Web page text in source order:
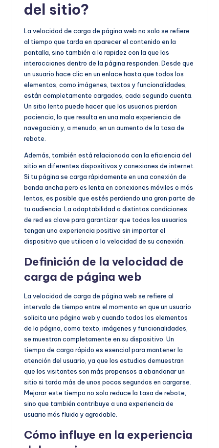
del sitio?
La velocidad de carga de página web no solo se refiere
al tiempo que tarda en aparecer el contenido en la
pantalla, sino también a la rapidez con la que las
interacciones dentro de la página responden. Desde que
un usuario hace clic en un enlace hasta que todos los
elementos, como imágenes, textos y funcionalidades,
están completamente cargados, cada segundo cuenta.
Un sitio lento puede hacer que los usuarios pierdan
paciencia, lo que resulta en una mala experiencia de
navegación y, a menudo, en un aumento de la tasa de
rebote.
Además, también está relacionada con la eficiencia del
sitio en diferentes dispositivos y conexiones de internet.
Si tu página se carga rápidamente en una conexión de
banda ancha pero es lenta en conexiones móviles o más
lentas, es posible que estés perdiendo una gran parte de
tu audiencia. La adaptabilidad a distintas condiciones
de red es clave para garantizar que todos los usuarios
tengan una experiencia positiva sin importar el
dispositivo que utilicen o la velocidad de su conexión.
Definición de la velocidad de
carga de página web
La velocidad de carga de página web se refiere al
intervalo de tiempo entre el momento en que un usuario
solicita una página web y cuando todos los elementos
de la página, como texto, imágenes y funcionalidades,
se muestran completamente en su dispositivo. Un
tiempo de carga rápido es esencial para mantener la
atención del usuario, ya que los estudios demuestran
que los visitantes son más propensos a abandonar un
sitio si tarda más de unos pocos segundos en cargarse.
Mejorar este tiempo no solo reduce la tasa de rebote,
sino que también contribuye a una experiencia de
usuario más fluida y agradable.
Cómo influye en la experiencia